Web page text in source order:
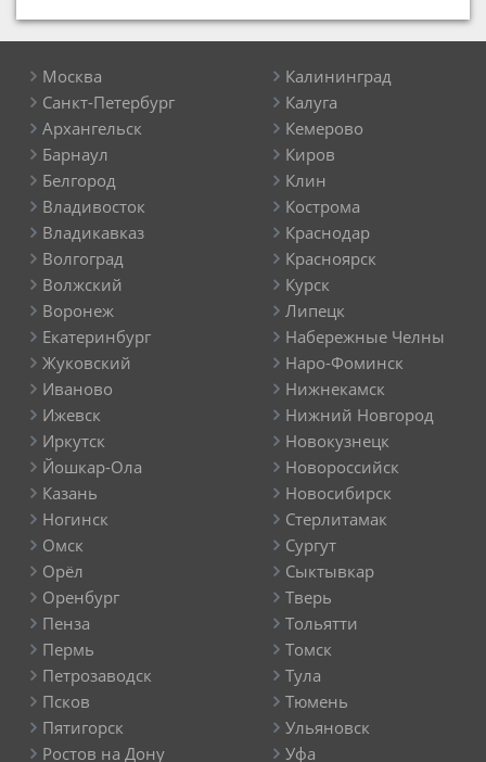
Москва
Санкт-Петербург
Архангельск
Барнаул
Белгород
Владивосток
Владикавказ
Волгоград
Волжский
Воронеж
Екатеринбург
Жуковский
Иваново
Ижевск
Иркутск
Йошкар-Ола
Казань
Калининград
Калуга
Кемерово
Киров
Клин
Кострома
Краснодар
Красноярск
Курск
Липецк
Набережные Челны
Наро-Фоминск
Нижнекамск
Нижний Новгород
Новокузнецк
Новороссийск
Новосибирск
Ногинск
Омск
Орёл
Оренбург
Пенза
Пермь
Петрозаводск
Псков
Пятигорск
Ростов на Дону
Стерлитамак
Сургут
Сыктывкар
Тверь
Тольятти
Томск
Тула
Тюмень
Ульяновск
Уфа